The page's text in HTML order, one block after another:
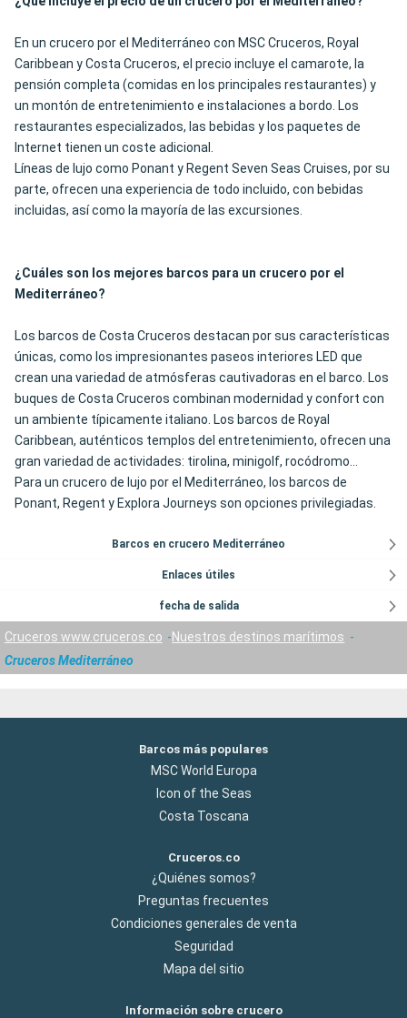
En un crucero por el Mediterráneo con MSC Cruceros, Royal
Caribbean y Costa Cruceros, el precio incluye el camarote, la
pensión completa (comidas en los principales restaurantes) y
un montón de entretenimiento e instalaciones a bordo. Los
restaurantes especializados, las bebidas y los paquetes de
Internet tienen un coste adicional.
Líneas de lujo como Ponant y Regent Seven Seas Cruises, por su
parte, ofrecen una experiencia de todo incluido, con bebidas
incluidas, así como la mayoría de las excursiones.
¿Cuáles son los mejores barcos para un crucero por el
Mediterráneo?
Los barcos de Costa Cruceros destacan por sus características
únicas, como los impresionantes paseos interiores LED que
crean una variedad de atmósferas cautivadoras en el barco. Los
buques de Costa Cruceros combinan modernidad y confort con
un ambiente típicamente italiano. Los barcos de Royal
Caribbean, auténticos templos del entretenimiento, ofrecen una
gran variedad de actividades: tirolina, minigolf, rocódromo...
Para un crucero de lujo por el Mediterráneo, los barcos de
Ponant, Regent y Explora Journeys son opciones privilegiadas.
Barcos en crucero Mediterráneo
Enlaces útiles
fecha de salida
Cruceros www.cruceros.co
Nuestros destinos marítimos
Cruceros Mediterráneo
Barcos más populares
MSC World Europa
Icon of the Seas
Costa Toscana
Cruceros.co
¿Quiénes somos?
Preguntas frecuentes
Condiciones generales de venta
Seguridad
Mapa del sitio
Información sobre crucero